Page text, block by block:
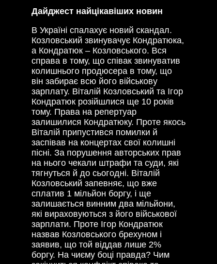
Дайджест найцікавіших новин
В Україні спалахує новий скандал.
Козловський звинувачує Кондратюка,
а Кондратюк – Козловського. Вся
справа в тому, що співак звинуватив
колишнього продюсера в тому, що
він забирає всю його військову
зарплату. Віталій Козловський та Ігор
Кондратюк розійшлися ще 10 років
тому. Права на репертуар
залишилися Кондратюку. Проте якось
Віталій припустився помилки й
заспівав на концертах свої колишні
пісні. За порушення авторських прав
на нього чекали штрафи та суди, які
тягнуться й до сьогодні. Віталій
Козловський запевняє, що вже
сплатив 1 мільйон боргу, і ще
залишається винним два мільйони,
які вираховуються з його військової
зарплати. Проте Ігор Кондратюк
назвав Козловського брехуном і
заявив, що той віддав лише 2%
боргу. На чиєму боці правда? Чим